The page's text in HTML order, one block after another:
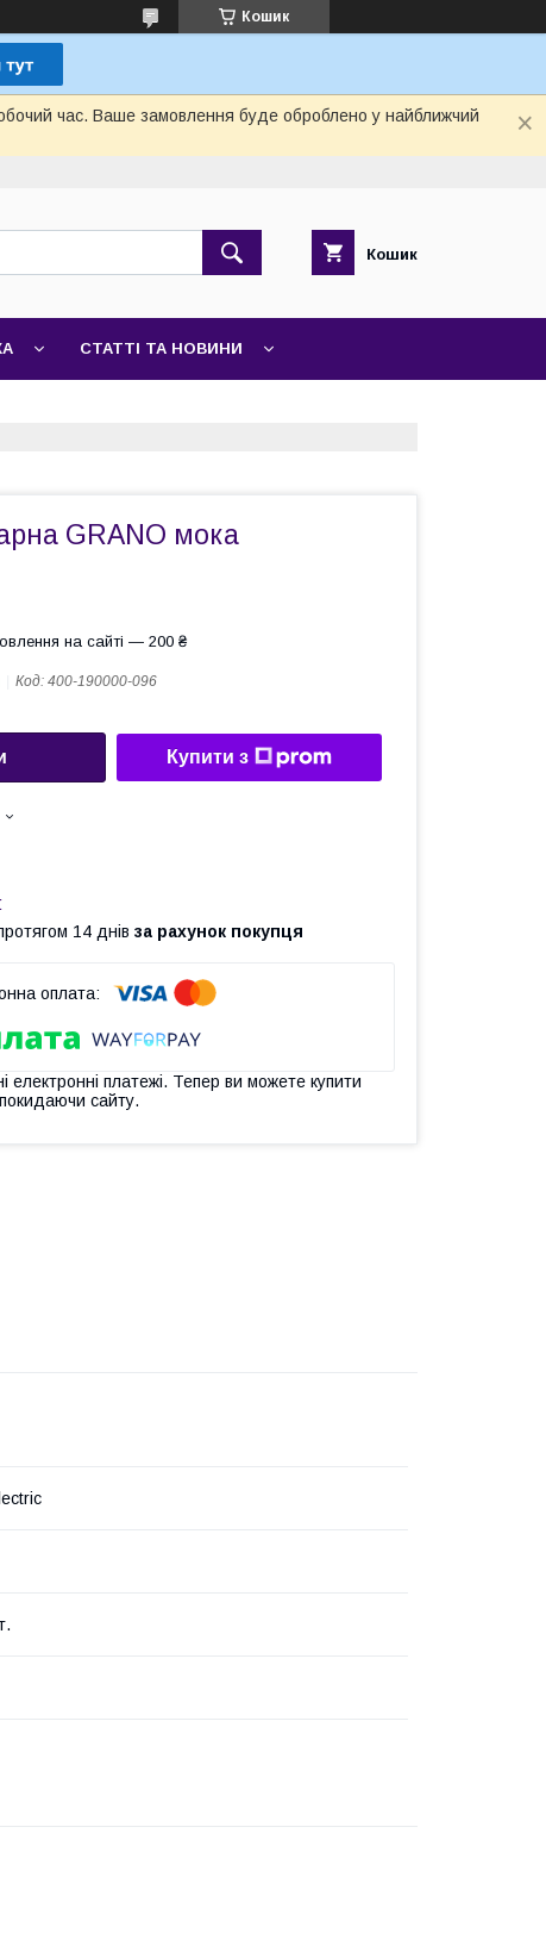
Кошик
час. Ваше замовлення буде оброблено у найближчий
Кошик
СТАТТІ ТА НОВИНИ
GRANO мока
на сайті — 200 ₴
Код: 400-190000-096
Купити з
14 днів за рахунок покупця
електронні платежі. Тепер ви можете купити
сайту.